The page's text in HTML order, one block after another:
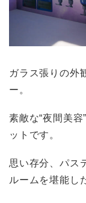
ガラス張りの外
ー。
素敵な“夜間美
ットです。
思い存分、パス
ルームを堪能し